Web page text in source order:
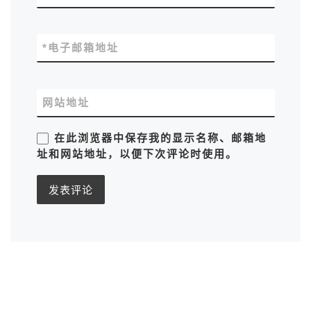
电子邮箱地址
*
网站地址
在此浏览器中保存我的显示名称、邮箱地
址和网站地址，以便下次评论时使用。